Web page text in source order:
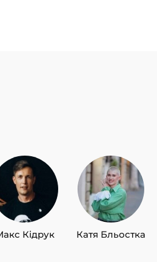
Кідрук Катя Бльостка